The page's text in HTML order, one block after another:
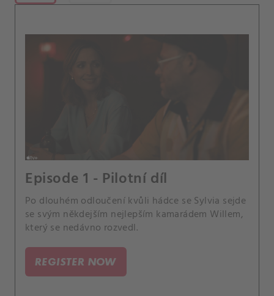
Episode 1 - Pilotní díl
Po dlouhém odloučení kvůli hádce se Sylvia sejde
se svým někdejším nejlepším kamarádem Willem,
který se nedávno rozvedl.
REGISTER NOW